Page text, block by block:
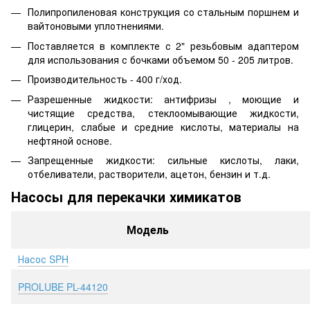
Полипропиленовая конструкция со стальным поршнем и
вайтоновыми уплотнениями.
Поставляется в комплекте с 2" резьбовым адаптером
для использования с бочками объемом 50 - 205 литров.
Производительность - 400 г/ход.
Разрешенные жидкости: антифризы , моющие и
чистящие средства, стеклоомывающие жидкости,
глицерин, слабые и средние кислоты, материалы на
нефтяной основе.
Запрещенные жидкости: сильные кислоты, лаки,
отбеливатели, растворители, ацетон, бензин и т.д.
Насосы для перекачки химикатов
Модель
Насос SPH
PROLUBE PL-44120